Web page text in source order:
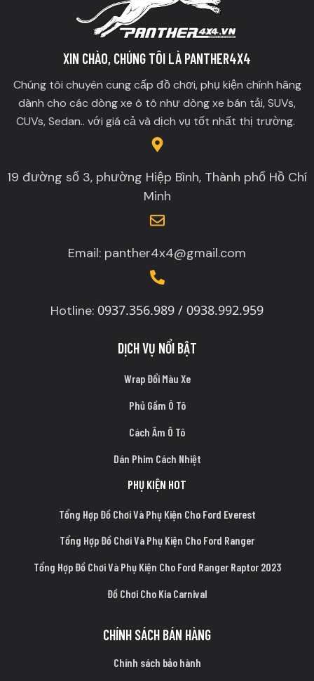
XIN CHÀO, CHÚNG TÔI LÀ PANTHER4X4
Chúng tôi chuyên cung cấp đồ chơi, phụ kiện chính hãng
dành cho các dòng xe ô tô như dòng xe bán tải, SUVs,
CUVs, Sedan.. với giá cả và dịch vụ tốt nhất thị trường.
19 đường số 3, phường Hiệp Bình, Thành phố Hồ Chí
Minh
Email: panther4x4@gmail.com
Hotline: 0937.356.989 / 0938.992.959
DỊCH VỤ NỔI BẬT
Wrap Đổi Màu Xe
Phủ Gầm Ô Tô
Cách Âm Ô Tô
Dán Phim Cách Nhiệt
PHỤ KIỆN HOT
Tổng Hợp Đồ Chơi Và Phụ Kiện Cho Ford Everest
Tổng Hợp Đồ Chơi Và Phụ Kiện Cho Ford Ranger
Tổng Hợp Đồ Chơi Và Phụ Kiện Cho Ford Ranger Raptor 2023
Đồ Chơi Cho Kia Carnival
CHÍNH SÁCH BÁN HÀNG
Chính sách bảo hành